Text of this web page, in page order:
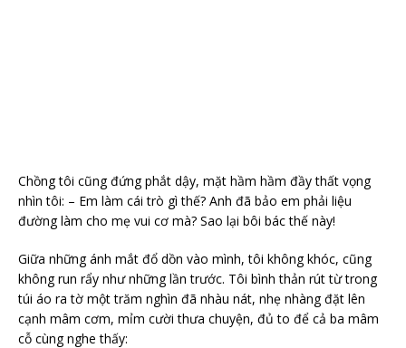
Chồng tôi cũng đứng phắt dậy, mặt hầm hầm đầy thất vọng
nhìn tôi: – Em làm cái trò gì thế? Anh đã bảo em phải liệu
đường làm cho mẹ vui cơ mà? Sao lại bôi bác thế này!
Giữa những ánh mắt đổ dồn vào mình, tôi không khóc, cũng
không run rẩy như những lần trước. Tôi bình thản rút từ trong
túi áo ra tờ một trăm nghìn đã nhàu nát, nhẹ nhàng đặt lên
cạnh mâm cơm, mỉm cười thưa chuyện, đủ to để cả ba mâm
cỗ cùng nghe thấy: